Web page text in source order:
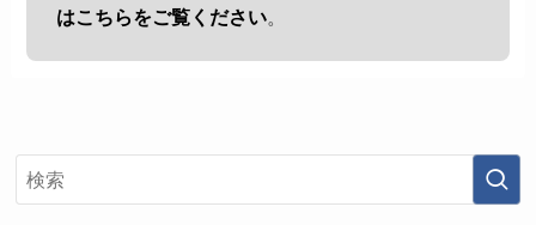
はこちらをご覧ください。